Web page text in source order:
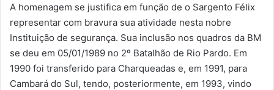
A homenagem se justifica em função de o Sargento Félix
representar com bravura sua atividade nesta nobre
Instituição de segurança. Sua inclusão nos quadros da BM
se deu em 05/01/1989 no 2º Batalhão de Rio Pardo. Em
1990 foi transferido para Charqueadas e, em 1991, para
Cambará do Sul, tendo, posteriormente, em 1993, vindo